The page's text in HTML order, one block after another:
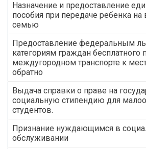
Назначение и предоставление
пособия при передаче ребенка на
семью
Предоставление федеральным
категориям граждан бесплатного
междугородном транспорте к
обратно
Выдача справки о праве на
социальную стипендию для
студентов.
Признание нуждающимся в
обслуживании